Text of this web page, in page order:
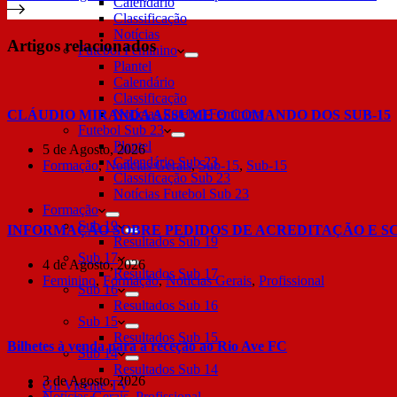
Classificação
Notícias
Futebol Feminino
Plantel
Calendário
Classificação
Notícias Futebol Feminino
Futebol Sub 23
Plantel
Calendário Sub 23
Classificação Sub 23
Notícias Futebol Sub 23
Formação
Sub 19
Resultados Sub 19
Sub 17
Resultados Sub 17
Sub 16
Resultados Sub 16
Sub 15
Resultados Sub 15
Sub 14
Resultados Sub 14
Gil Vicente TV
Artigos relacionados
CLÁUDIO MIRANDA ASSUME O COMANDO DOS SUB-15
5 de Agosto, 2026
Formação,Notícias Gerais,Sub-15, Sub-15
INFORMAÇÃO SOBRE PEDIDOS DE ACREDITAÇÃO E
4 de Agosto, 2026
Feminino,Formação,Notícias Gerais, Profissional
Bilhetes à venda para a receção ao Rio Ave FC
3 de Agosto, 2026